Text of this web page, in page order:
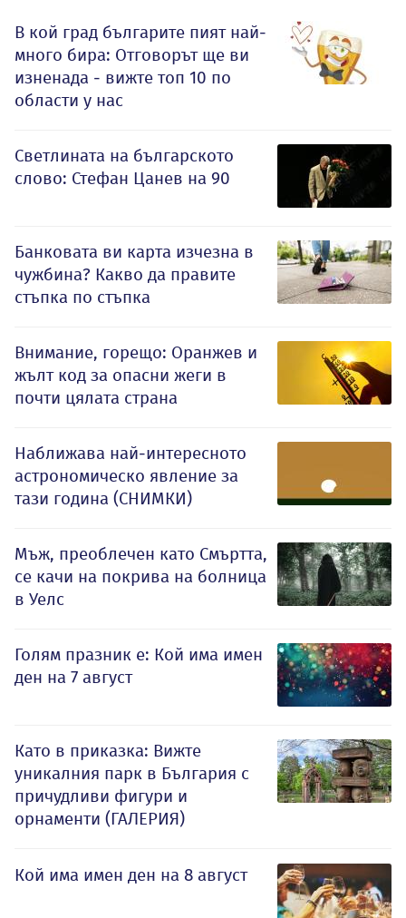
В кой град българите пият най-
много бира: Отговорът ще ви
изненада - вижте топ 10 по
области у нас
Светлината на българското
слово: Стефан Цанев на 90
Банковата ви карта изчезна в
чужбина? Какво да правите
стъпка по стъпка
Внимание, горещо: Оранжев и
жълт код за опасни жеги в
почти цялата страна
Наближава най-интересното
астрономическо явление за
тази година (СНИМКИ)
Мъж, преоблечен като Смъртта,
се качи на покрива на болница
в Уелс
Голям празник е: Кой има имен
ден на 7 август
Като в приказка: Вижте
уникалния парк в България с
причудливи фигури и
орнаменти (ГАЛЕРИЯ)
Кой има имен ден на 8 август